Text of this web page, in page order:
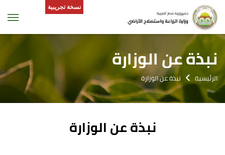
نسخة تجريبية
نبذة عن الوزارة
الرئيسية نبذة عن الوزارة
نبذة عن الوزارة